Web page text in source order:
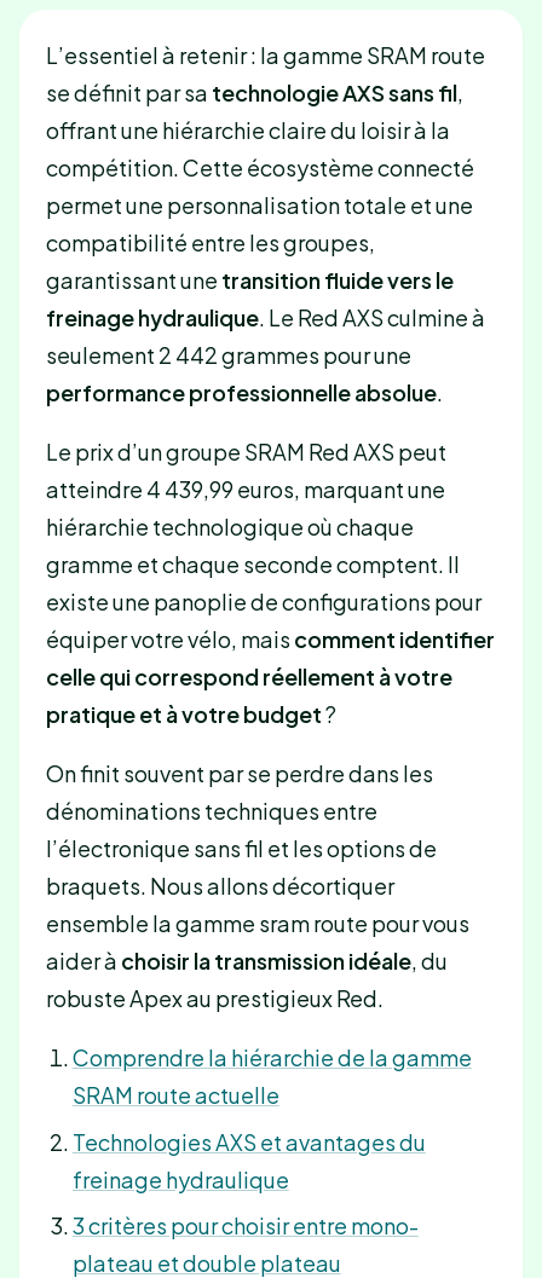
L’essentiel à retenir : la gamme SRAM route
se définit par sa technologie AXS sans fil,
offrant une hiérarchie claire du loisir à la
compétition. Cette écosystème connecté
permet une personnalisation totale et une
compatibilité entre les groupes,
garantissant une transition fluide vers le
freinage hydraulique. Le Red AXS culmine à
seulement 2 442 grammes pour une
performance professionnelle absolue.
Le prix d’un groupe SRAM Red AXS peut
atteindre 4 439,99 euros, marquant une
hiérarchie technologique où chaque
gramme et chaque seconde comptent. Il
existe une panoplie de configurations pour
équiper votre vélo, mais comment identifier
celle qui correspond réellement à votre
pratique et à votre budget?
On finit souvent par se perdre dans les
dénominations techniques entre
l’électronique sans fil et les options de
braquets. Nous allons décortiquer
ensemble la gamme sram route pour vous
aider à choisir la transmission idéale, du
robuste Apex au prestigieux Red.
Comprendre la hiérarchie de la gamme
SRAM route actuelle
Technologies AXS et avantages du
freinage hydraulique
3 critères pour choisir entre mono-
plateau et double plateau